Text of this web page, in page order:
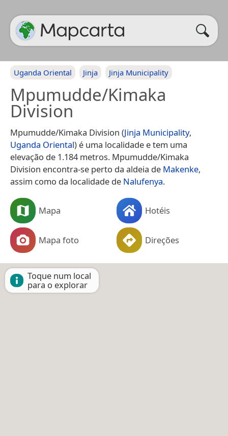
Uganda Oriental Jinja Jinja Municipality
Mpumudde/Kimaka
Division
Mpumudde/Kimaka Division (Jinja Municipality,
Uganda Oriental) é uma localidade e tem uma
elevação de 1.184 metros. Mpumudde/Kimaka
Division encontra-se perto da aldeia de Makenke,
assim como da localidade de Nalufenya.
Mapa Hotéis
Mapa foto Direções
Toque num local
para o explorar